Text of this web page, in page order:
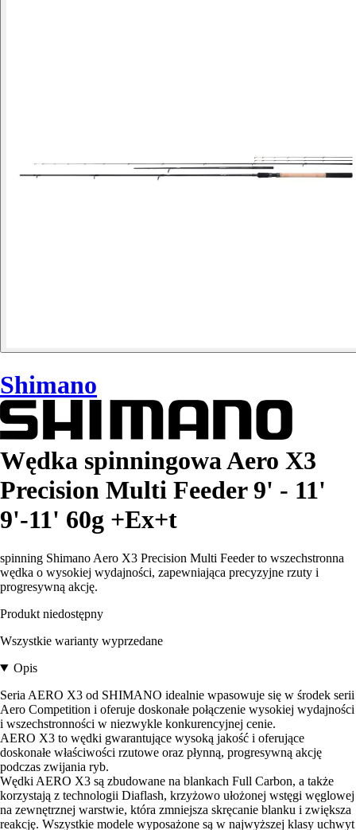
Shimano
Wędka spinningowa Aero X3
Precision Multi Feeder 9' - 11'
9'-11' 60g +Ex+t
spinning Shimano Aero X3 Precision Multi Feeder to wszechstronna
wędka o wysokiej wydajności, zapewniająca precyzyjne rzuty i
progresywną akcję.
Produkt niedostępny
Wszystkie warianty wyprzedane
Opis
Seria AERO X3 od SHIMANO idealnie wpasowuje się w środek serii
Aero Competition i oferuje doskonałe połączenie wysokiej wydajności
i wszechstronności w niezwykle konkurencyjnej cenie.
AERO X3 to wędki gwarantujące wysoką jakość i oferujące
doskonałe właściwości rzutowe oraz płynną, progresywną akcję
podczas zwijania ryb.
Wędki AERO X3 są zbudowane na blankach Full Carbon, a także
korzystają z technologii Diaflash, krzyżowo ułożonej wstęgi węglowej
na zewnętrznej warstwie, która zmniejsza skręcanie blanku i zwiększa
reakcję. Wszystkie modele wyposażone są w najwyższej klasy uchwyt